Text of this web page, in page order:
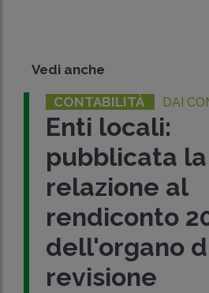
Vedi anche
CONTABILITÀ DAI
Enti locali:
pubblicata la
relazione al
rendiconto
dell'organo
revisione